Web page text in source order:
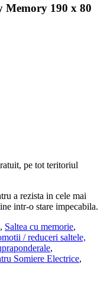
Memory 190 x 80
pe tot teritoriul
a rezista in cele mai
intr-o stare impecabila.
, Saltea cu memorie,
/ reduceri saltele,
,
Somiere Electrice,